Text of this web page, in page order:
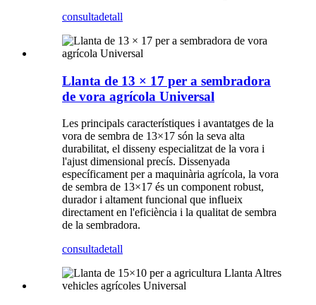
consultadetall
Llanta de 13 × 17 per a sembradora
de vora agrícola Universal
Les principals característiques i avantatges de la
vora de sembra de 13×17 són la seva alta
durabilitat, el disseny especialitzat de la vora i
l'ajust dimensional precís. Dissenyada
específicament per a maquinària agrícola, la vora
de sembra de 13×17 és un component robust,
durador i altament funcional que influeix
directament en l'eficiència i la qualitat de sembra
de la sembradora.
consultadetall